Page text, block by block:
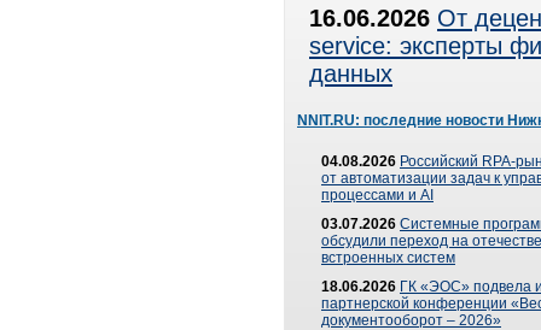
16.06.2026 От
service: эксперты
данных
NNIT.RU: последние новости
04.08.2026 Российский RPA-
от автоматизации задач к
процессами и AI
03.07.2026 Системные
обсудили переход на
встроенных систем
18.06.2026 ГК «ЭОС» подвела
партнерской конференции
документооборот – 2026»